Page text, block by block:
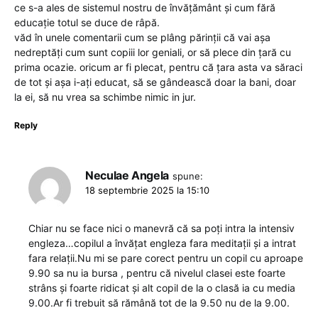
ce s-a ales de sistemul nostru de învățământ și cum fără
educație totul se duce de râpă.
văd în unele comentarii cum se plâng părinții că vai așa
nedreptăți cum sunt copiii lor geniali, or să plece din țară cu
prima ocazie. oricum ar fi plecat, pentru că țara asta va săraci
de tot și așa i-ați educat, să se gândească doar la bani, doar
la ei, să nu vrea sa schimbe nimic in jur.
Reply
Neculae Angela spune:
18 septembrie 2025 la 15:10
Chiar nu se face nici o manevră că sa poți intra la intensiv
engleza…copilul a învățat engleza fara meditații și a intrat
fara relații.Nu mi se pare corect pentru un copil cu aproape
9.90 sa nu ia bursa , pentru că nivelul clasei este foarte
strâns și foarte ridicat și alt copil de la o clasă ia cu media
9.00.Ar fi trebuit să rămână tot de la 9.50 nu de la 9.00.